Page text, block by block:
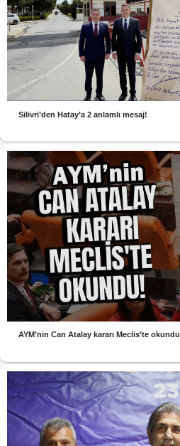
Silivri’den Hatay’a 2 anlamlı mesaj!
AYM’nin Can Atalay kararı Meclis’te okundu